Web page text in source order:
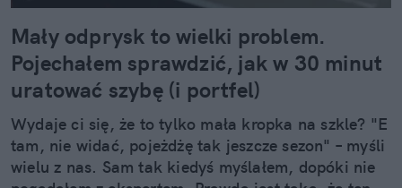
Mały odprysk to wielki problem.
Pojechałem sprawdzić, jak w 30 minut
uratować szybę (i portfel)
Wydaje ci się, że to tylko mała kropka na szkle? "E
tam, nie widać, pojeżdżę tak jeszcze sezon" – myśli
wielu z nas. Sam tak kiedyś myślałem, dopóki nie